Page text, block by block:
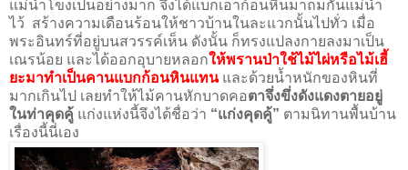
แม่น้ำโขงเป็นอย่างมาก จึงได้แบกเอาก้อนหินมาถมกั้นแม่น้ำ
ไว้ สร้างความเดือนร้อนให้ชาวบ้านในละแวกนั้นไปทั่ว เมื่อ
พระอินทร์ที่อยู่บนสวรรค์เห็น ดังนั้น ก็ทรงแปลงกายลงมาเป็น
เณรน้อย และได้ออกอุบายหลอกให้พรานป่าใช้ไม้ไผ่หรือไม้เฮี้
ยะมาทำเป็นคานแบกก้อนหินแทนและด้วยน้ำหนักของหินที่
มากเกินไป เลยทำให้ไม้คานหักบาดคอตาจึ่งขึ่งดังแดงตายอยู่
ในท่าคุดคู้ แก่งแห่งนี้จึงได้ชื่อว่า “แก่งคุดคู้” ตามนิทานพื้นบ้าน
เรื่องนี้นี่เอง